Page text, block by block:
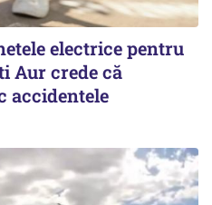
electrice pentru
Aur crede că
accidentele